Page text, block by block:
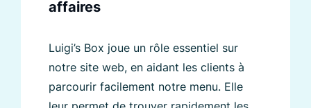
affaires
Luigi’s Box joue un rôle essentiel sur
notre site web, en aidant les clients à
parcourir facilement notre menu. Elle